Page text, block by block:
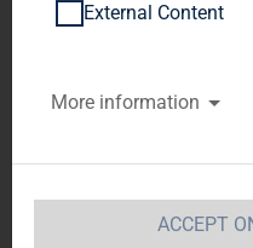
TAG
2020 trotz
erfolgreich
External Content
More information
ACCEPT